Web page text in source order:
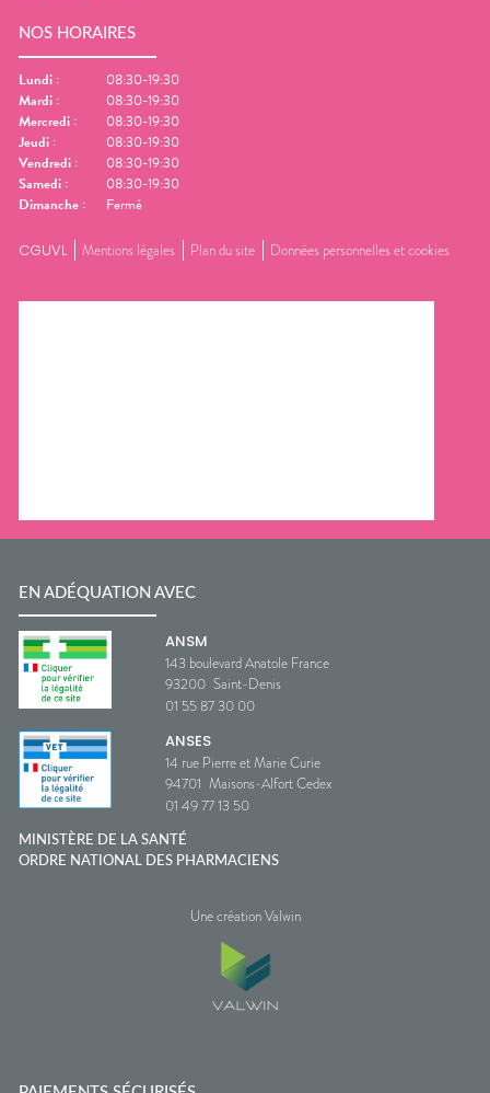
NOS HORAIRES
Lundi :
08:30-19:30
Mardi :
08:30-19:30
Mercredi :
08:30-19:30
Jeudi :
08:30-19:30
Vendredi :
08:30-19:30
Samedi :
08:30-19:30
Dimanche : Fermé
CGUVL Mentions légales Plan du site Données personnelles et cookies
EN ADÉQUATION AVEC
ANSM
143 boulevard Anatole France
93200 Saint-Denis
01 55 87 30 00
ANSES
14 rue Pierre et Marie Curie
94701 Maisons-Alfort Cedex
01 49 77 13 50
MINISTÈRE DE LA SANTÉ
ORDRE NATIONAL DES PHARMACIENS
Une création Valwin